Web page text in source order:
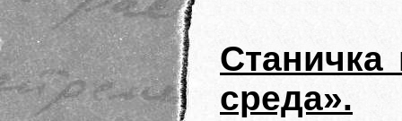
Станичка
среда».